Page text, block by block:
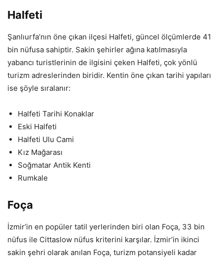
Halfeti
Şanlıurfa’nın öne çıkan ilçesi Halfeti, güncel ölçümlerde 41
bin nüfusa sahiptir. Sakin şehirler ağına katılmasıyla
yabancı turistlerinin de ilgisini çeken Halfeti, çok yönlü
turizm adreslerinden biridir. Kentin öne çıkan tarihi yapıları
ise şöyle sıralanır:
Halfeti Tarihi Konaklar
Eski Halfeti
Halfeti Ulu Cami
Kız Mağarası
Soğmatar Antik Kenti
Rumkale
Foça
İzmir’in en popüler tatil yerlerinden biri olan Foça, 33 bin
nüfus ile Cittaslow nüfus kriterini karşılar. İzmir’in ikinci
sakin şehri olarak anılan Foça, turizm potansiyeli kadar